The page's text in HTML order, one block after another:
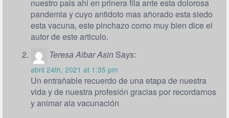
nuestro pais ahi en prinera fila ante esta dolorosa
pandemia y cuyo antidoto mas añorado esta siedo
esta vacuna, este pinchazo como muy bien dice el
autor de este articulo.
Teresa Aibar Asin Says:
abril 24th, 2021 at 1:35 pm
Un entrañable recuerdo de una etapa de nuestra
vida y de nuestra profesión gracias por recordarnos
y animar ala vacunación